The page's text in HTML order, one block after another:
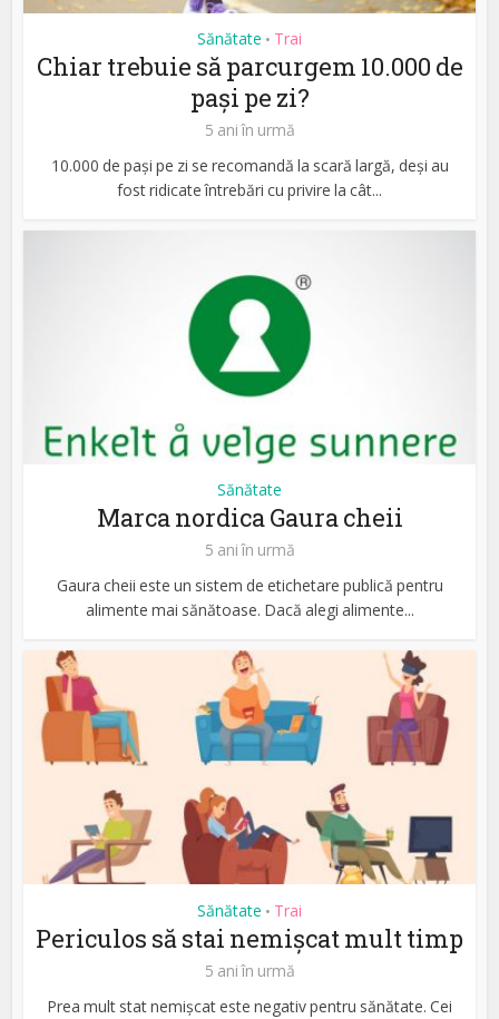
Sănătate • Trai
Chiar trebuie să parcurgem 10.000 de
pași pe zi?
5 ani în urmă
10.000 de pași pe zi se recomandă la scară largă, deși au
fost ridicate întrebări cu privire la cât...
Sănătate
Marca nordica Gaura cheii
5 ani în urmă
Gaura cheii este un sistem de etichetare publică pentru
alimente mai sănătoase. Dacă alegi alimente...
Sănătate • Trai
Periculos să stai nemișcat mult timp
5 ani în urmă
Prea mult stat nemișcat este negativ pentru sănătate. Cei